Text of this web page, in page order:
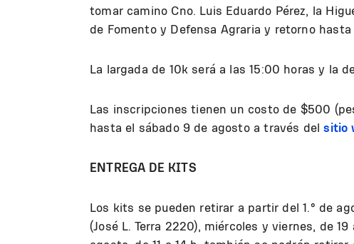
tomar camino Cno. Luis Eduardo Pérez, la
de Fomento y Defensa Agraria y retorno
La largada de 10k será a las 15:00 horas y la
Las inscripciones tienen un costo de $500
hasta el sábado 9 de agosto a través delsitio
ENTREGA DE KITS
Los kits se pueden retirar a partir del 1.° de
(José L. Terra 2220), miércoles y viernes, de